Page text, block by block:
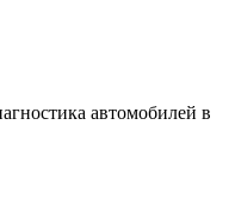
автомобилей в